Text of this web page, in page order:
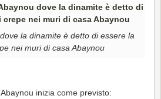
la dinamite è detto di essere la
nei muri di casa Abaynou
inizia come previsto: